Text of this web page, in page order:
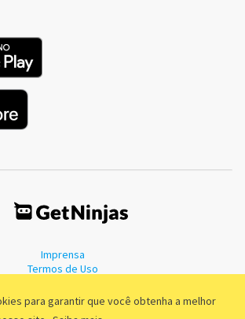
para garantir que você obtenha a melhor
Imprensa
Termos de Uso